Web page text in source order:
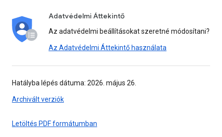
Adatvédelmi Áttekintő
Az adatvédelmi beállításokat szeretné módosítani?
Az Adatvédelmi Áttekintő használata
Hatályba lépés dátuma: 2026. május 26.
Archivált verziók
Letöltés PDF formátumban